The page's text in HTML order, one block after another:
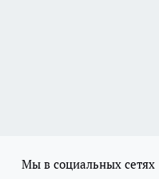
Мы в социальных сетях